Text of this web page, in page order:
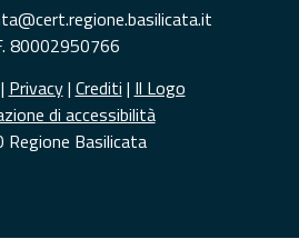
80002950766
| Privacy| Crediti | Il Logo
di accessibilità
Basilicata